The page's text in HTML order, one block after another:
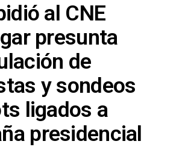
al CNE
presunta
de
y sondeos
ligados a
presidencial